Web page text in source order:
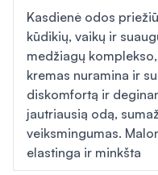
Kasdienė odos
kūdikių, vaikų ir
medžiagų
kremas nuramina ir
diskomfortą ir
jautriausią odą,
veiksmingumas.
elastinga ir minkšta